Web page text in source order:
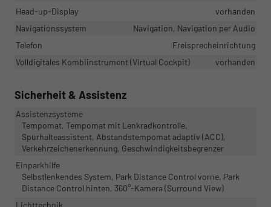
Head-up-Display
vorhanden
Navigationssystem
Navigation, Navigation per Audio
Telefon
Freisprecheinrichtung
Volldigitales Kombiinstrument (Virtual Cockpit)
vorhanden
Sicherheit & Assistenz
Assistenzsysteme
Tempomat, Tempomat mit Lenkradkontrolle,
Spurhalteassistent, Abstandstempomat adaptiv (ACC),
Verkehrzeichenerkennung, Geschwindigkeitsbegrenzer
Einparkhilfe
Selbstlenkendes System, Park Distance Control vorne, Park
Distance Control hinten, 360°-Kamera (Surround View)
Lichttechnik